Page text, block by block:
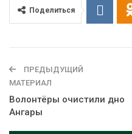
Поделиться
ПРЕДЫДУЩИЙ
МАТЕРИАЛ
Волонтёры очистили дно
Ангары